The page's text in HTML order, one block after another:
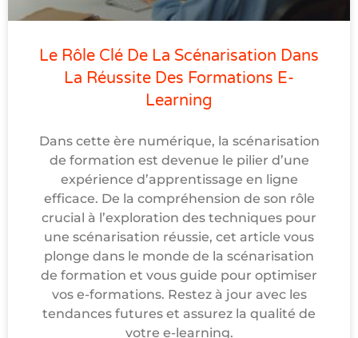
Le Rôle Clé De La Scénarisation Dans
La Réussite Des Formations E-
Learning
Dans cette ère numérique, la scénarisation
de formation est devenue le pilier d’une
expérience d’apprentissage en ligne
efficace. De la compréhension de son rôle
crucial à l’exploration des techniques pour
une scénarisation réussie, cet article vous
plonge dans le monde de la scénarisation
de formation et vous guide pour optimiser
vos e-formations. Restez à jour avec les
tendances futures et assurez la qualité de
votre e-learning.